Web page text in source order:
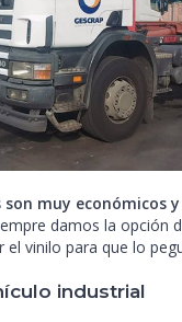
muy económicos
damos la opción
vinilo para que lo
industrial